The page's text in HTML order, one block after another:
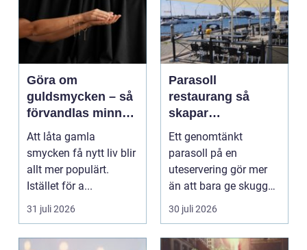
Göra om
guldsmycken – så
förvandlas minnen
till nya favoriter
Att låta gamla
smycken få nytt liv blir
allt mer populärt.
Istället för a...
31 juli 2026
Parasoll
restaurang så
skapar
uteserveringen rätt
känsla året runt
Ett genomtänkt
parasoll på en
uteservering gör mer
än att bara ge skugga.
Det påverkar hur länge
gäs...
30 juli 2026